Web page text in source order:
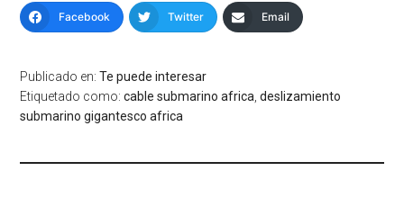
Facebook Twitter Email
Publicado en:Te puede interesar
Etiquetado como:cable submarino africa ,deslizamiento
submarino gigantesco africa